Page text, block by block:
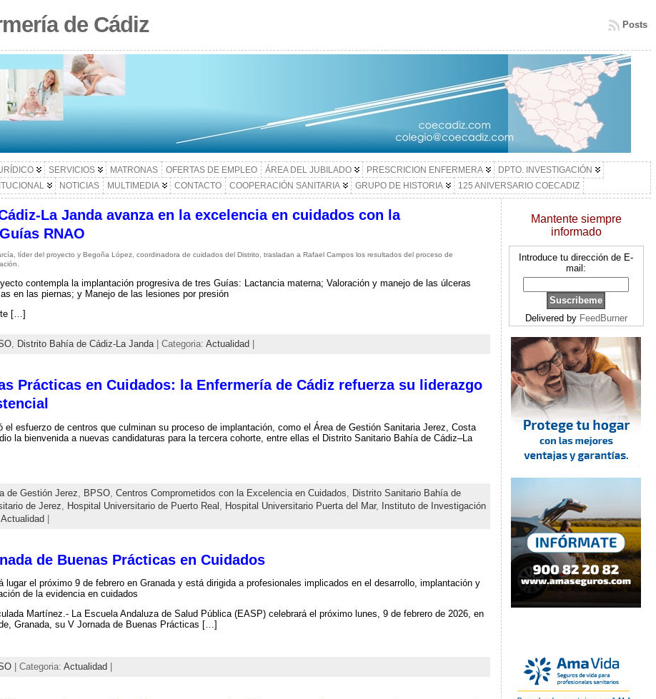
de Cádiz Posts
SERVICIOS MATRONAS OFERTAS DE EMPLEO ÁREA DEL JUBILADO PRESCRICION ENFERMERA
DPTO. INVESTIGACIÓN
NOTICIAS MULTIMEDIA CONTACTO COOPERACIÓN SANITARIA GRUPO DE HISTORIA 125 ANIVERSARIO COECADIZ
La Janda avanza en la excelencia en cuidados con la
RNAO
líder del proyecto y Begoña López, coordinadora de cuidados del Distrito, trasladan a Rafael Campos los resultados del proceso de
contempla la implantación progresiva de tres Guías: Lactancia materna; Valoración y manejo de las úlceras
en las piernas; y Manejo de las lesiones por presión
[…]
, Distrito Bahía de Cádiz-La Janda| Categoria: Actualidad
Prácticas en Cuidados: la Enfermería de Cádiz refuerza su liderazgo
el esfuerzo de centros que culminan su proceso de implantación, como el Área de Gestión Sanitaria Jerez, Costa
la bienvenida a nuevas candidaturas para la tercera cohorte, entre ellas el Distrito Sanitario Bahía de Cádiz–La
de Gestión Jerez BPSO, Centros Comprometidos con la Excelencia en Cuidados
Distrito Sanitario Bahía de
de Jerez Hospital Universitario de Puerto Real Hospital Universitario Puerta del Mar, Instituto de Investigación
Actualidad|
de Buenas Prácticas en Cuidados
lugar el próximo 9 de febrero en Granada y está dirigida a profesionales implicados en el desarrollo, implantación y
de la evidencia en cuidados
Martínez.- La Escuela Andaluza de Salud Pública (EASP) celebrará el próximo lunes, 9 de febrero de 2026, en
Granada, su V Jornada de Buenas Prácticas […]
| Categoria: Actualidad
Mantente siempre
informado
Introduce tu dirección de E-
mail:
Delivered by FeedBurner